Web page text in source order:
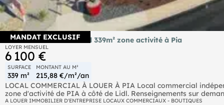
MANDAT EXCLUSIF
À louer local commercial 339m² zone activité à Pia
LOYER MENSUEL
6 100 €
SURFACE
339 m²
MONTANT AU M²
215,88 €/m²/an
LOCAL COMMERCIAL À LOUER À PIA Local commercial
zone d'activité de PIA à côté de Lidl. Renseignements sur
A LOUER IMMOBILIER D'ENTREPRISE LOCAUX COMMERCIAUX - BOUTIQUES